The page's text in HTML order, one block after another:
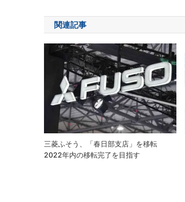
ナ
ビ
ゲ
シ
ョ
ン
関連記事
三菱ふそう、「春日部支店」を移転
2022年内の移転完了を目指す